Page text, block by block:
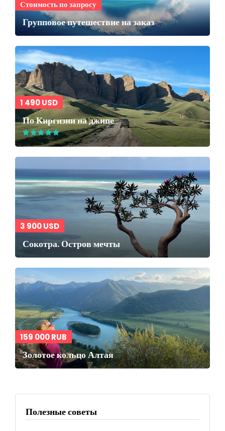
Стоимость по запросу
Групповое путешествие на заказ
1 490 USD
По Киргизии на джипе
3 900 USD
Сокотра. Остров мечты
159 000 RUB
Золотое кольцо Алтая
Полезные советы